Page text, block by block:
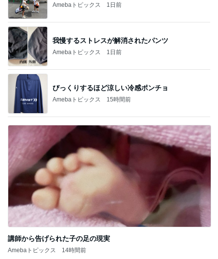
Amebaトピックス 1日前
我慢するストレスが解消されたパンツ
Amebaトピックス 1日前
びっくりするほど涼しい冷感ポンチョ
Amebaトピックス 15時間前
講師から告げられた子の足の現実
Amebaトピックス 14時間前